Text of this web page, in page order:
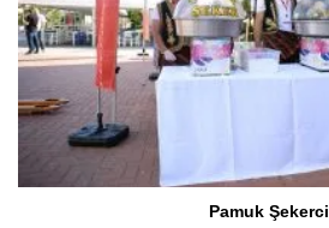
Pamuk Şekerci